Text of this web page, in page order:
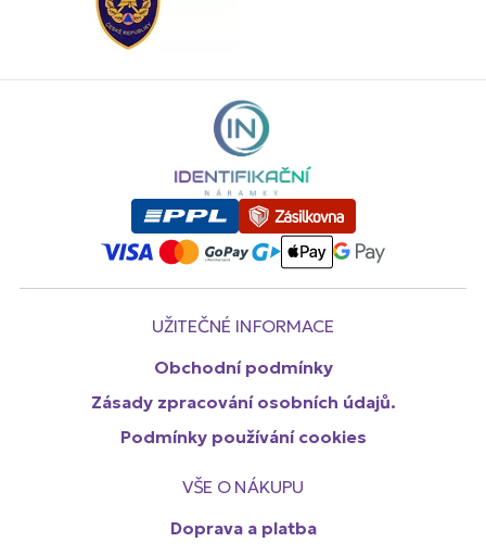
UŽITEČNÉ INFORMACE
Obchodní podmínky
Zásady zpracování osobních údajů.
Podmínky používání cookies
VŠE O NÁKUPU
Doprava a platba